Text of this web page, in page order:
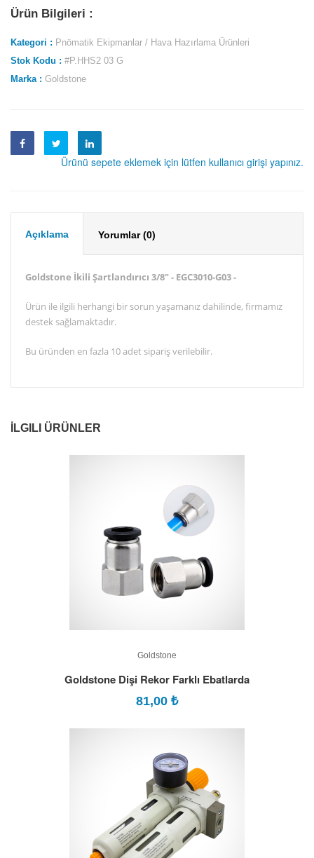
Ürün Bilgileri :
Kategori : Pnömatik Ekipmanlar / Hava Hazırlama Ürünleri
Stok Kodu : #P.HHS2 03 G
Marka : Goldstone
Ürünü sepete eklemek için lütfen kullanıcı girişi yapınız.
Açıklama Yorumlar (0)
Goldstone İkili Şartlandırıcı 3/8" - EGC3010-G03 -
Ürün ile ilgili herhangi bir sorun yaşamanız dahilinde, firmamız
destek sağlamaktadır.
Bu üründen en fazla 10 adet sipariş verilebilir.
İLGILI ÜRÜNLER
Goldstone
Goldstone Dişi Rekor Farklı Ebatlarda
81,00 ₺